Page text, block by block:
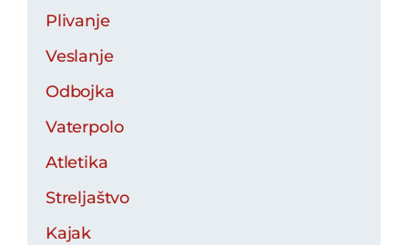
Plivanje
Veslanje
Odbojka
Vaterpolo
Atletika
Streljaštvo
Kajak